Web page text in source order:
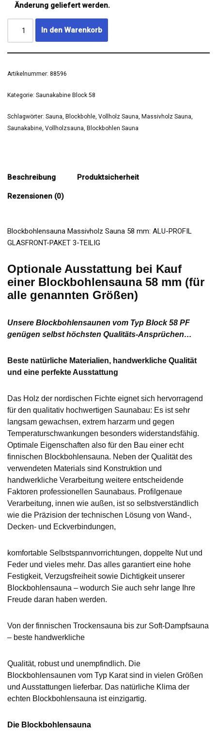
Änderung geliefert werden.
In den Warenkorb
Artikelnummer: 88596
Kategorie: Saunakabine Block 58
Schlagwörter: Sauna Blockbohle Vollholz Sauna Massivholz Sauna
Saunakabine Vollholzsauna Blockbohlen Sauna
Beschreibung Produktsicherheit
Rezensionen (0)
Blockbohlensauna Massivholz Sauna 58 mm: ALU-PROFIL
GLASFRONT-PAKET 3-TEILIG
Optionale Ausstattung bei Kauf
einer Blockbohlensauna 58 mm (für
alle genannten Größen)
Unsere Blockbohlensaunen vom Typ Block 58 PF
genügen selbst höchsten Qualitäts-Ansprüchen…
Beste natürliche Materialien, handwerkliche Qualität
und eine perfekte Ausstattung
Das Holz der nordischen Fichte eignet sich hervorragend
für den qualitativ hochwertigen Saunabau: Es ist sehr
langsam gewachsen, extrem harzarm und gegen
Temperaturschwankungen besonders widerstandsfähig.
Optimale Eigenschaften also für den Bau einer echt
finnischen Blockbohlensauna. Neben der Qualität des
verwendeten Materials sind Konstruktion und
handwerkliche Verarbeitung weitere entscheidende
Faktoren professionellen Saunabaus. Profilgenaue
Verarbeitung, innen wie außen, ist so selbstverständlich
wie die Präzision der technischen Lösung von Wand-,
Decken- und Eckverbindungen,
komfortable Selbstspannvorrichtungen, doppelte Nut und
Feder und vieles mehr. Das alles garantiert eine hohe
Festigkeit, Verzugsfreiheit sowie Dichtigkeit unserer
Blockbohlensauna – wodurch Sie auch sehr lange Ihre
Freude daran haben werden.
Von der finnischen Trockensauna bis zur Soft-Dampfsauna
– beste handwerkliche
Qualität, robust und unempfindlich. Die
Blockbohlensaunen vom Typ Karat sind in vielen Größen
und Ausstattungen lieferbar. Das natürliche Klima der
echten Blockbohlensauna ist einzigartig.
Die Blockbohlensauna